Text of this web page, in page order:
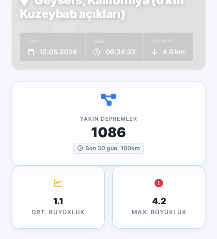
Kuzeybatı açıkları)
Tarih
12.05.2026
Saat
06:34:32
Derinlik
4.0 km
YAKIN DEPREMLER
1086
Son 30 gün, 100km
1.1
ORT. BÜYÜKLÜK
4.2
MAX. BÜYÜKLÜK